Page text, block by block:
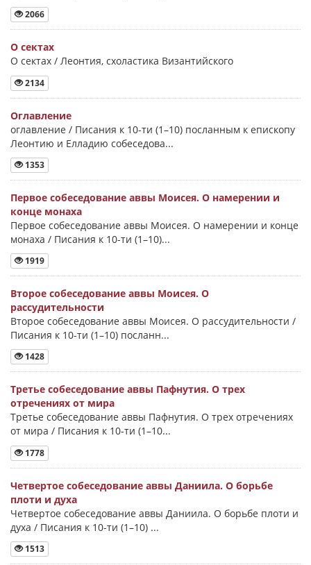
2066
О сектах
О сектах / Леонтия, схоластика Византийского
2134
Оглавление
оглавление / Писания к 10-ти (1–10) посланным к епископу
Леонтию и Елладию собеседова...
1353
Первое собеседование аввы Моисея. О намерении и
конце монаха
Первое собеседование аввы Моисея. О намерении и конце
монаха / Писания к 10-ти (1–10)...
1919
Второе собеседование аввы Моисея. О
рассудительности
Второе собеседование аввы Моисея. О рассудительности /
Писания к 10-ти (1–10) посланн...
1428
Третье собеседование аввы Пафнутия. О трех
отречениях от мира
Третье собеседование аввы Пафнутия. О трех отречениях
от мира / Писания к 10-ти (1–10...
1778
Четвертое собеседование аввы Даниила. О борьбе
плоти и духа
Четвертое собеседование аввы Даниила. О борьбе плоти и
духа / Писания к 10-ти (1–10) ...
1513